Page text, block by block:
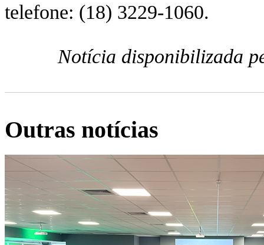
telefone: (18) 3229-1060.
Notícia disponibilizada
Outras notícias